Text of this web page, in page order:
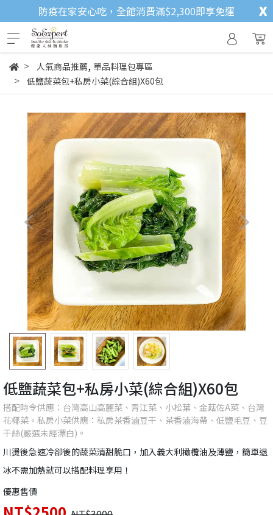
防疫在家安心吃，全館消費滿$2,300即享免運 x
人氣商品推薦, 單品料理包專區
低鹽蔬菜包+私房小菜(綜合組)X60包
低鹽蔬菜包+私房小菜(綜合組)X60包
搭配時令供應：台灣高山高麗菜、青江菜、小松葉、金菇佐A菜、台灣
花椰菜。私房小菜供應：私房茶香滷豆干、茶香滷海帶、低鹽毛豆、豆
干絲(嚴選未經漂白)。
川燙後急速冷卻後的蔬菜清甜脆口，加入義大利橄欖油及薄鹽，簡單退
冰不需加熱就可以搭配料理享用！
優惠售價